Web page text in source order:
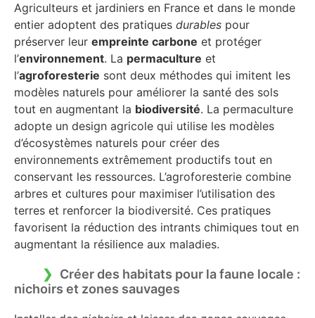
Agriculteurs et jardiniers en France et dans le monde
entier adoptent des pratiques durables pour
préserver leur empreinte carbone et protéger
l’environnement. La permaculture et
l’agroforesterie sont deux méthodes qui imitent les
modèles naturels pour améliorer la santé des sols
tout en augmentant la biodiversité. La permaculture
adopte un design agricole qui utilise les modèles
d’écosystèmes naturels pour créer des
environnements extrêmement productifs tout en
conservant les ressources. L’agroforesterie combine
arbres et cultures pour maximiser l’utilisation des
terres et renforcer la biodiversité. Ces pratiques
favorisent la réduction des intrants chimiques tout en
augmentant la résilience aux maladies.
Créer des habitats pour la faune locale :
nichoirs et zones sauvages